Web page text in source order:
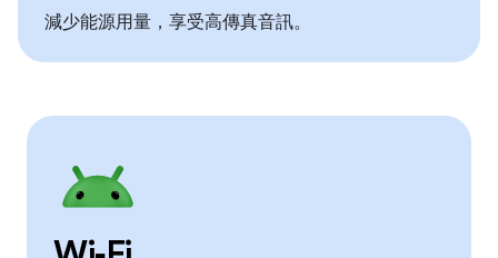
減少能源用量，享受高傳真音訊。